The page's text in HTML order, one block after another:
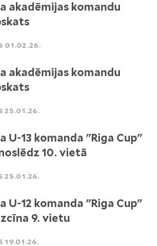
akadēmijas komandu
01.02.26.
akadēmijas komandu
25.01.26.
U-13 komanda "Riga Cup"
10. vietā
25.01.26.
U-12 komanda "Riga Cup"
9. vietu
19.01.26.